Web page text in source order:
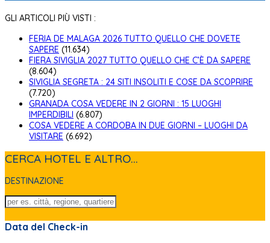
GLI ARTICOLI PIÙ VISTI :
FERIA DE MALAGA 2026 TUTTO QUELLO CHE DOVETE
SAPERE (11.634)
FIERA SIVIGLIA 2027 TUTTO QUELLO CHE C’È DA SAPERE
(8.604)
SIVIGLIA SEGRETA : 24 SITI INSOLITI E COSE DA SCOPRIRE
(7.720)
GRANADA COSA VEDERE IN 2 GIORNI : 15 LUOGHI
IMPERDIBILI (6.807)
COSA VEDERE A CORDOBA IN DUE GIORNI – LUOGHI DA
VISITARE (6.692)
CERCA HOTEL E ALTRO...
DESTINAZIONE
Data del Check-in